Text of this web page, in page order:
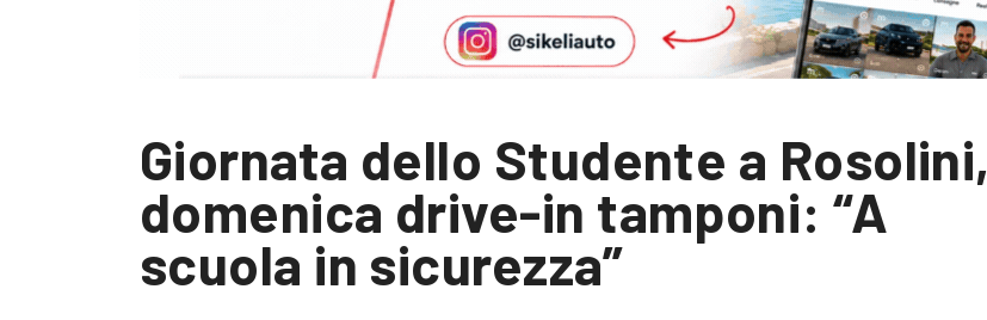
Giornata dello Studente a Rosolini,
domenica drive-in tamponi: “A
scuola in sicurezza”